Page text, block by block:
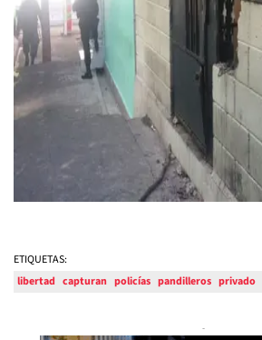
ETIQUETAS:
libertad capturan policías pandilleros privado